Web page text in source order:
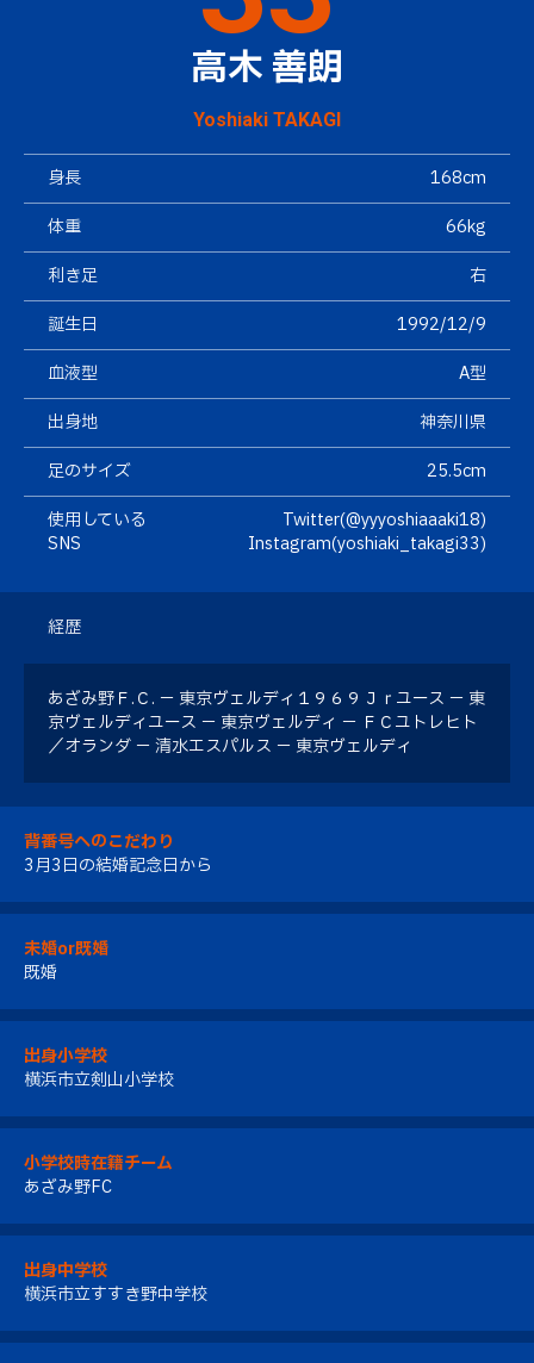
高木 善朗
Yoshiaki TAKAGI
身長
168cm
体重
66kg
利き足
右
誕生日
1992/12/9
血液型
A型
出身地
神奈川県
足のサイズ
25.5cm
使用している
SNS
Twitter(@yyyoshiaaaki18)
Instagram(yoshiaki_takagi33)
経歴
あざみ野Ｆ.Ｃ. － 東京ヴェルディ１９６９Ｊｒユース － 東
京ヴェルディユース － 東京ヴェルディ － ＦＣユトレヒト
／オランダ － 清水エスパルス － 東京ヴェルディ
背番号へのこだわり
3月3日の結婚記念日から
未婚or既婚
既婚
出身小学校
横浜市立剣山小学校
小学校時在籍チーム
あざみ野FC
出身中学校
横浜市立すすき野中学校